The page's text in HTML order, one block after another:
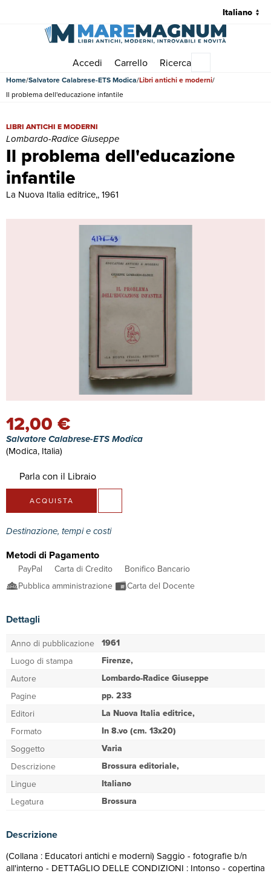
Accedi Carrello Ricerca
Home Salvatore Calabrese-ETS Modica Libri antichi e moderni
Il problema dell'educazione infantile
Il problema dell'educazione
infantile
Il problema dell'educazione infantile | Libri antichi e moderni |
LIBRI ANTICHI E MODERNI
Lombardo-Radice Giuseppe
La Nuova Italia editrice,, 1961
12,00 €
Salvatore Calabrese-ETS Modica
(Modica, Italia)
Parla con il Libraio
ACQUISTA
Destinazione, tempi e costi
Metodi di Pagamento
PayPal Carta di Credito
Bonifico Bancario
Pubblica amministrazione
Carta del Docente
Dettagli
Anno di pubblicazione 1961
Luogo di stampa Firenze,
Autore Lombardo-Radice Giuseppe
Pagine pp. 233
Editori La Nuova Italia editrice,
Formato In 8.vo (cm. 13x20)
Soggetto Varia
Descrizione Brossura editoriale,
Lingue Italiano
Legatura Brossura
Descrizione
(Collana : Educatori antichi e moderni) Saggio - fotografie b/n
all'interno - DETTAGLIO DELLE CONDIZIONI : Intonso - copertina